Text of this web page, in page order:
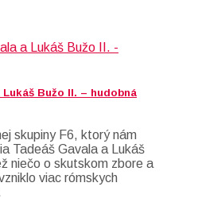
Lukáš Bužo II. – hudobná
skupiny F6, ktorý nám
Tadeáš Gavala a Lukáš
niečo o skutskom zbore a
viac rómskych